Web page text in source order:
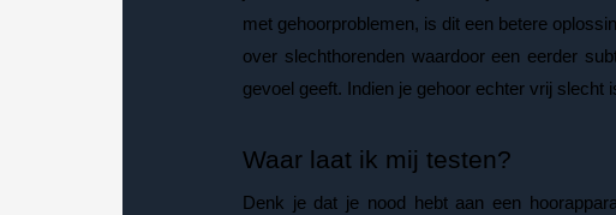
met gehoorproblemen, is dit een betere
over slechthorenden waardoor een eerder
gevoel geeft. Indien je gehoor echter vrij slecht
Waar laat ik mij testen?
Denk je dat je nood hebt aan een